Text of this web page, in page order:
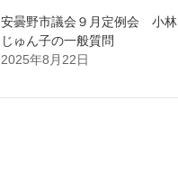
安曇野市議会９月定例会 小林
じゅん子の一般質問
2025年8月22日